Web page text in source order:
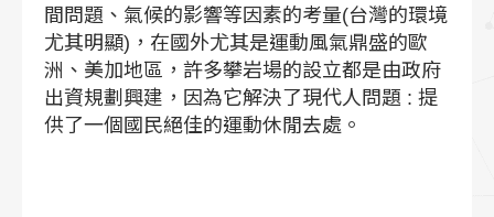
間問題、氣候的影響等因素的考量(台灣的環境
尤其明顯)，在國外尤其是運動風氣鼎盛的歐
洲、美加地區，許多攀岩場的設立都是由政府
出資規劃興建，因為它解決了現代人問題 : 提
供了一個國民絕佳的運動休閒去處。